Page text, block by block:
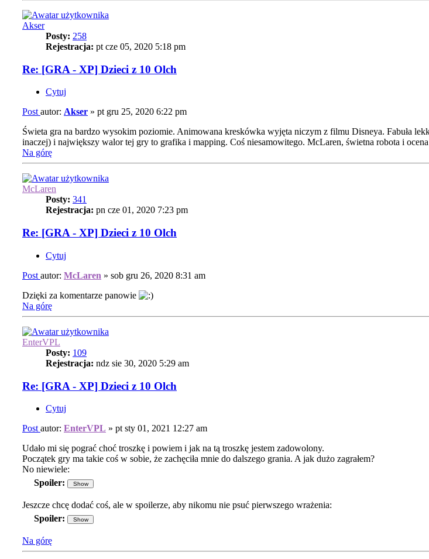
Akser
Posty: 258
Rejestracja: pt cze 05, 2020 5:18 pm
Re: [GRA - XP] Dzieci z 10 Olch
Cytuj
Post autor: Akser » pt gru 25, 2020 6:22 pm
Świeta gra na bardzo wysokim poziomie. Animowana kreskówka wyjęta niczym z filmu Disneya. Fabuła
inaczej) i największy walor tej gry to grafika i mapping. Coś niesamowitego. McLaren, świetna robota i ocena
Na górę
McLaren
Posty: 341
Rejestracja: pn cze 01, 2020 7:23 pm
Re: [GRA - XP] Dzieci z 10 Olch
Cytuj
Post autor: McLaren » sob gru 26, 2020 8:31 am
Dzięki za komentarze panowie
Na górę
EnterVPL
Posty: 109
Rejestracja: ndz sie 30, 2020 5:29 am
Re: [GRA - XP] Dzieci z 10 Olch
Cytuj
Post autor: EnterVPL » pt sty 01, 2021 12:27 am
Udało mi się pograć choć troszkę i powiem i jak na tą troszkę jestem zadowolony.
Początek gry ma takie coś w sobie, że zachęciła mnie do dalszego grania. A jak dużo zagrałem?
No niewiele:
Spoiler:
Jeszcze chcę dodać coś, ale w spoilerze, aby nikomu nie psuć pierwszego wrażenia:
Spoiler:
Na górę